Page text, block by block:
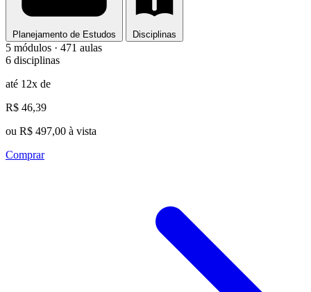
Planejamento de Estudos Disciplinas
5 módulos · 471 aulas
6 disciplinas
até 12x de
R$ 46,39
ou R$ 497,00 à vista
Comprar